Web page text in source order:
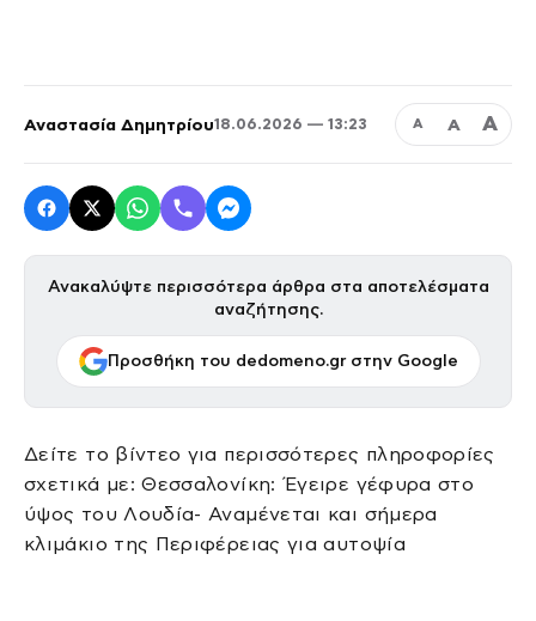
Αναστασία Δημητρίου18.06.2026 — 13:23 Α Α Α
Ανακαλύψτε περισσότερα άρθρα στα αποτελέσματα
αναζήτησης.
Προσθήκη του dedomeno.gr στην Google
Δείτε το βίντεο για περισσότερες πληροφορίες
σχετικά με: Θεσσαλονίκη: Έγειρε γέφυρα στο
ύψος του Λουδία- Αναμένεται και σήμερα
κλιμάκιο της Περιφέρειας για αυτοψία